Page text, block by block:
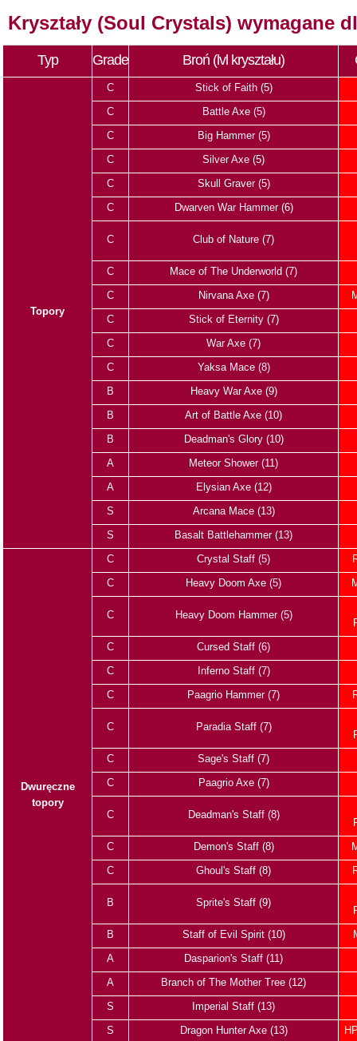
Kryształy (Soul Crystals) wymagane
Typ Grade Broń (lvl kryształu)
Topory
C
Stick of Faith (5)
C
Battle Axe (5)
C
Big Hammer (5)
C
Silver Axe (5)
C
Skull Graver (5)
C
Dwarven War Hammer (6)
C Club of Nature (7)
C
Mace of The Underworld (7)
C
Nirvana Axe (7)
C
Stick of Eternity (7)
C
War Axe (7)
C
Yaksa Mace (8)
B
Heavy War Axe (9)
B
Art of Battle Axe (10)
B
Deadman's Glory (10)
A
Meteor Shower (11)
A
Elysian Axe (12)
S
Arcana Mace (13)
S
Basalt Battlehammer (13)
Dwuręczne
topory
C Crystal Staff (5)
C
Heavy Doom Axe (5)
C Heavy Doom Hammer (5)
C
Cursed Staff (6)
C
Inferno Staff (7)
C
Paagrio Hammer (7)
C Paradia Staff (7)
C
Sage's Staff (7)
C
Paagrio Axe (7)
C Deadman's Staff (8)
C
Demon's Staff (8)
C
Ghoul's Staff (8)
B Sprite's Staff (9)
B
Staff of Evil Spirit (10)
A
Dasparion's Staff (11)
A
Branch of The Mother Tree (12)
S
Imperial Staff (13)
S
Dragon Hunter Axe (13)